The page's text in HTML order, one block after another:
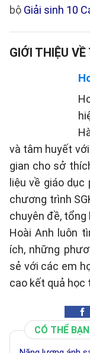
bộ Giải sinh 10
GIỚI THIỆU
và tâm huyết
gian cho sở
liệu về giáo
chương trình
chuyên đề, tổng
Hoài Anh luôn
ích, những
sẻ với các em
cao kết quả học
CÓ THỂ